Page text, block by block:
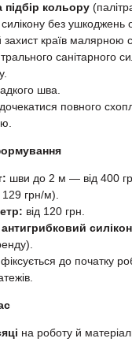
підбір кольору(палiтра
без ушкоджень
країв малярною
санітарного
шва.
повного
шви до 2 м — від 400
129 грн/м).
від 120 грн.
до початку
на роботу й